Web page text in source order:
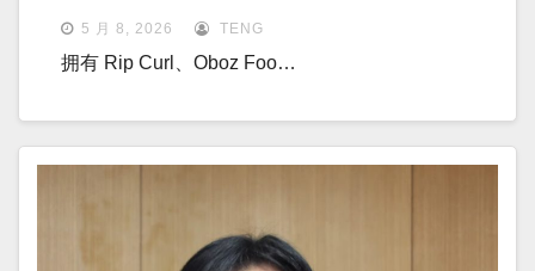
5 月 8, 2026 TENG
拥有 Rip Curl、Oboz Foo…